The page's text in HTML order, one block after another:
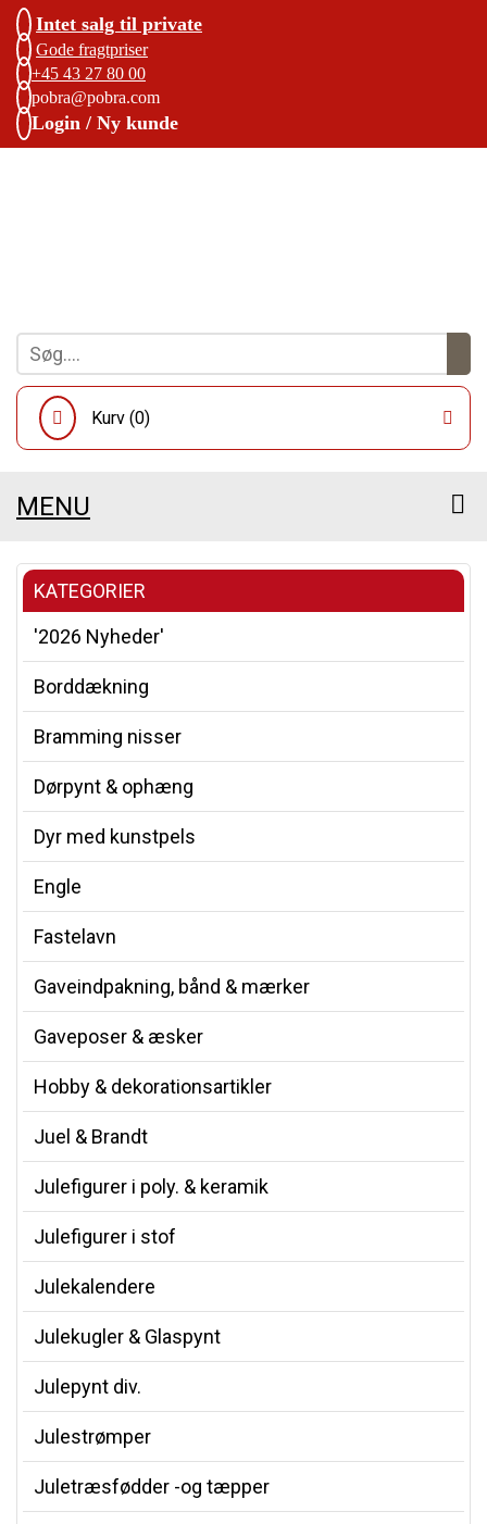
Intet salg til private
Gode fragtpriser
+45 43 27 80 00
pobra@pobra.com
Login / Ny kunde
Kurv (0)
MENU
KATEGORIER
'2026 Nyheder'
Borddækning
Bramming nisser
Dørpynt & ophæng
Dyr med kunstpels
Engle
Fastelavn
Gaveindpakning, bånd & mærker
Gaveposer & æsker
Hobby & dekorationsartikler
Juel & Brandt
Julefigurer i poly. & keramik
Julefigurer i stof
Julekalendere
Julekugler & Glaspynt
Julepynt div.
Julestrømper
Juletræsfødder -og tæpper